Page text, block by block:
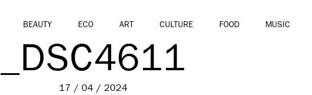
BEAUTY ECO ART CULTURE FOOD MUSIC
_DSC4611
17 / 04 / 2024